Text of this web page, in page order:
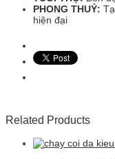
PHONG THUỶ:
hiện đại
Related Products